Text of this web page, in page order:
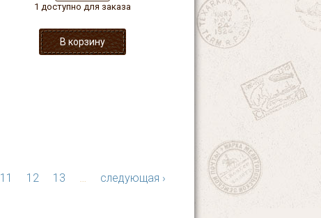
1 доступно для заказа
11 12 13 …
следующая ›